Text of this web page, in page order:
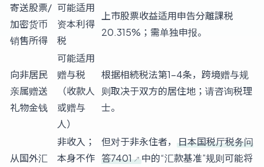
寄送股票/
加密货币
销售所得
可能适用
资本利得
税
上市股票收益适用申告分離課税
20.315%；需单独申报。
向非居民
亲属赠送
礼物金钱
可能适用
赠与税
（收款人
或赠与
人）
根据相続税法第1-4条，跨境赠与规
则取决于双方的居住地；请咨询税理
士。
从国外汇
非收入；
本身不作
但对于非永住者， 日本国税厅税务问
答7401
中的“汇款基准”规则可能将